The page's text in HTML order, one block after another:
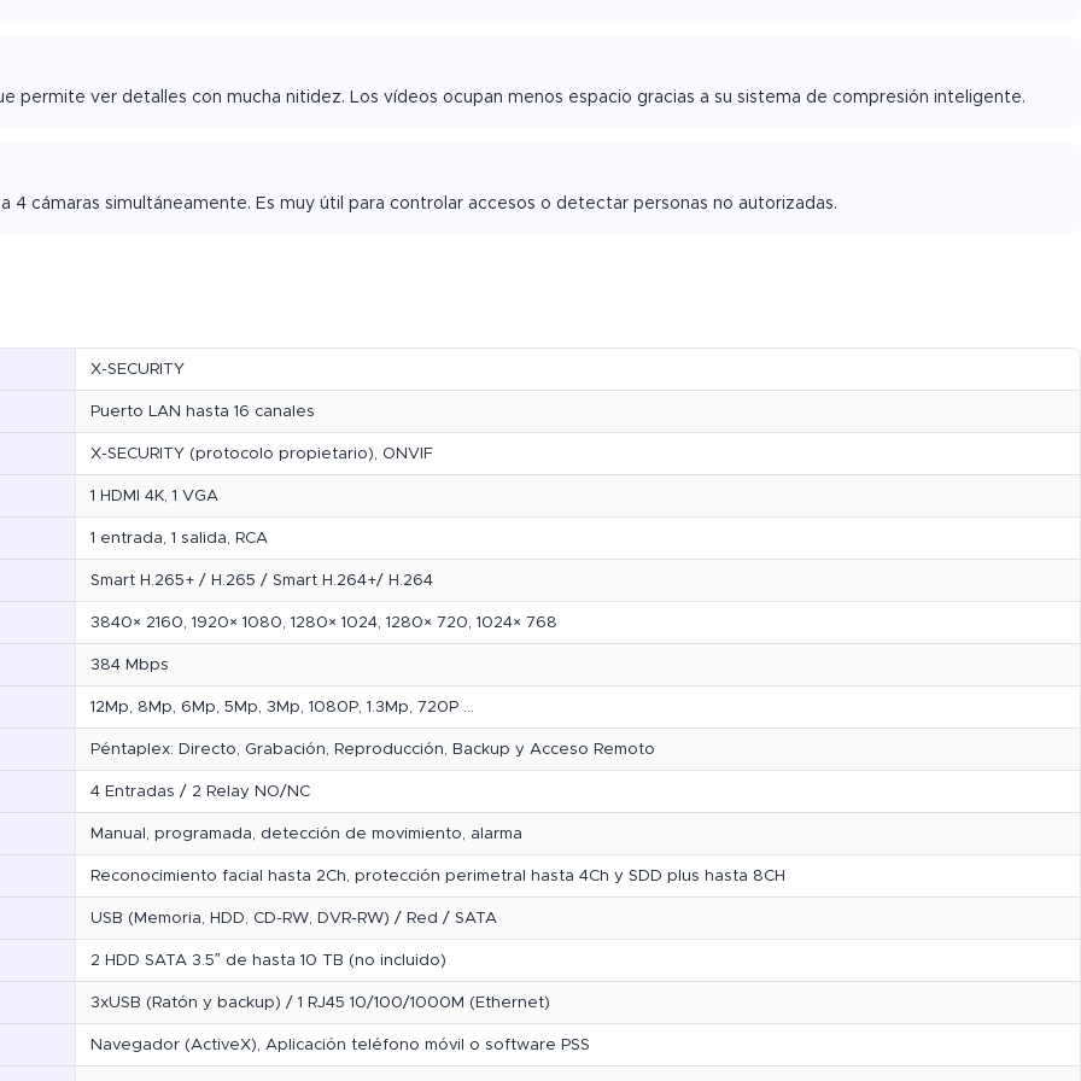
permite ver detalles con mucha nitidez. Los vídeos ocupan menos espacio gracias a su sistema de compresión inteligente.
cámaras simultáneamente. Es muy útil para controlar accesos o detectar personas no autorizadas.
X-SECURITY
Puerto LAN hasta 16 canales
X-SECURITY (protocolo propietario), ONVIF
1 HDMI 4K, 1 VGA
1 entrada, 1 salida, RCA
Smart H.265+ / H.265 / Smart H.264+/ H.264
3840× 2160, 1920× 1080, 1280× 1024, 1280× 720, 1024× 768
384 Mbps
12Mp, 8Mp, 6Mp, 5Mp, 3Mp, 1080P, 1.3Mp, 720P …
Péntaplex: Directo, Grabación, Reproducción, Backup y Acceso Remoto
4 Entradas / 2 Relay NO/NC
Manual, programada, detección de movimiento, alarma
Reconocimiento facial hasta 2Ch, protección perimetral hasta 4Ch y SDD plus hasta 8CH
USB (Memoria, HDD, CD-RW, DVR-RW) / Red / SATA
2 HDD SATA 3.5″ de hasta 10 TB (no incluido)
3xUSB (Ratón y backup) / 1 RJ45 10/100/1000M (Ethernet)
Navegador (ActiveX), Aplicación teléfono móvil o software PSS